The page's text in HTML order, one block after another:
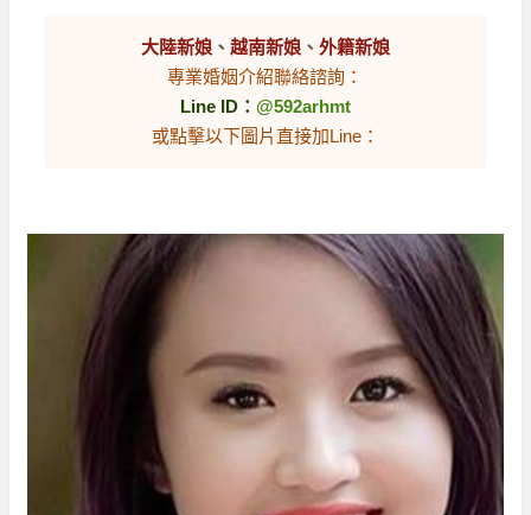
大陸新娘、 越南新娘、 外籍新娘
專業婚姻介紹聯絡諮詢：
Line ID： @592arhmt
或點擊以下圖片直接加Line：